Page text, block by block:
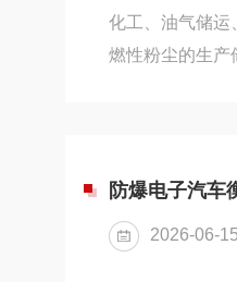
化工、油气储运
燃性粉尘的生产
强度防腐秤体组
造，适配不同
防爆接线盒、防
防爆电子汽车
2026-06-15